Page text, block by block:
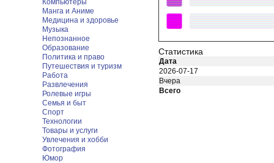
Компьютеры
Манга и Аниме
Медицина и здоровье
Музыка
Непознанное
Образование
Политика и право
Путешествия и туризм
Работа
Развлечения
Ролевые игры
Семья и быт
Спорт
Технологии
Товары и услуги
Увлечения и хобби
Фотография
Юмор
Статистика
Дата
2026-07-17
Вчера
Всего